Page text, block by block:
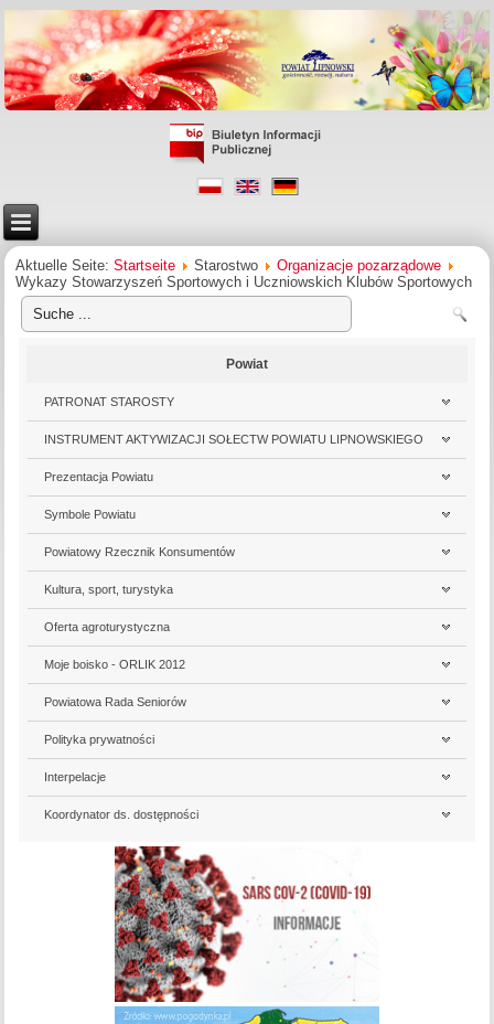
Aktuelle Seite:Startseite Starostwo
Organizacje pozarządowe
Wykazy Stowarzyszeń Sportowych i Uczniowskich Klubów Sportowych
Powiat
PATRONAT STAROSTY
INSTRUMENT AKTYWIZACJI SOŁECTW POWIATU LIPNOWSKIEGO
Prezentacja Powiatu
Symbole Powiatu
Powiatowy Rzecznik Konsumentów
Kultura, sport, turystyka
Oferta agroturystyczna
Moje boisko - ORLIK 2012
Powiatowa Rada Seniorów
Polityka prywatności
Interpelacje
Koordynator ds. dostępności